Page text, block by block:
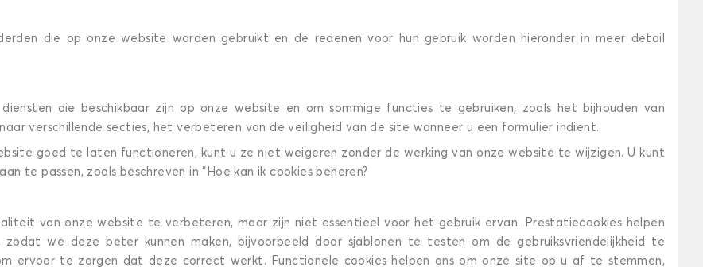
die op onze website worden gebruikt en de redenen voor hun gebruik worden hieronder in meer detail
die beschikbaar zijn op onze website en om sommige functies te gebruiken, zoals het bijhouden van
verschillende secties, het verbeteren van de veiligheid van de site wanneer u een formulier indient.
goed te laten functioneren, kunt u ze niet weigeren zonder de werking van onze website te wijzigen. U kunt
te passen, zoals beschreven in “Hoe kan ik cookies beheren?
van onze website te verbeteren, maar zijn niet essentieel voor het gebruik ervan. Prestatiecookies helpen
we deze beter kunnen maken, bijvoorbeeld door sjablonen te testen om de gebruiksvriendelijkheid te
ervoor te zorgen dat deze correct werkt. Functionele cookies helpen ons om onze site op u af te stemmen,